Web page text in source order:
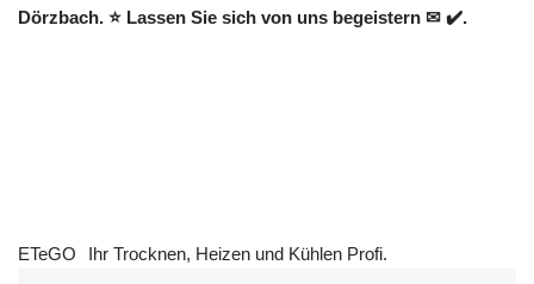
Dörzbach. ⭐ Lassen Sie sich von uns begeistern ✉ ✔️.
ETeGO Ihr Trocknen, Heizen und Kühlen Profi.